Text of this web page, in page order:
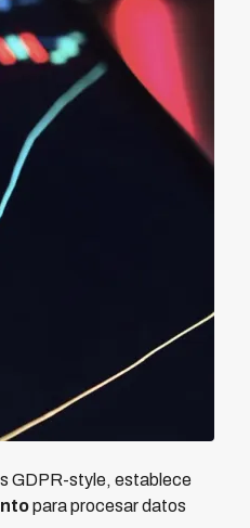
GDPR-style, establece
para procesar datos